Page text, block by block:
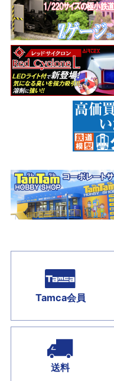
Tamca会員
送料